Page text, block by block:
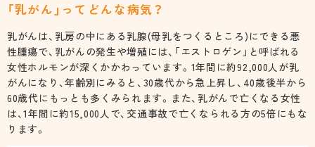
地域医療室
治験事業について
初期及び二次救急当番報告
医療DX・サイバーセキュリティ
医師会の歩み
定款
定款施行規則
札幌市医師会史
高齢者用肺炎球菌ワクチン
「乳がん」ってどんな病気？
乳がんは、乳房の中にある乳腺(母乳をつくるところ)にできる悪
性腫瘍で、乳がんの発生や増殖には、「エストロゲン」と呼ばれる
女性ホルモンが深くかかわっています。1年間に約92,000人が乳
がんになり、年齢別にみると、30歳代から急上昇し、40歳後半から
60歳代にもっとも多くみられます。また、乳がんで亡くなる女性
は、1年間に約15,000人で、交通事故で亡くなられる方の5倍にもな
ります。